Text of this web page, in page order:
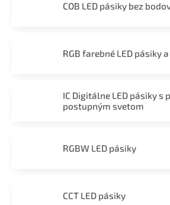
COB LED pásiky bez
RGB farebné LED pásiky
IC Digitálne LED pásiky s
postupným svetom
RGBW LED pásiky
CCT LED pásiky